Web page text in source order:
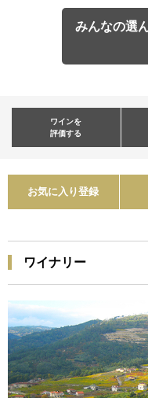
みんなの選
ワインを
評価する
お気に入り登録
ワイナリー